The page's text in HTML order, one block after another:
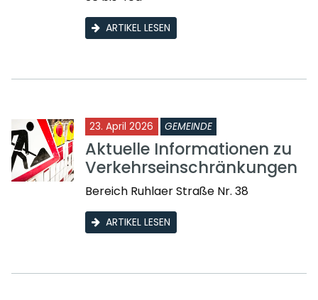
ARTIKEL LESEN
23. April 2026 GEMEINDE
Aktuelle Informationen zu
Verkehrseinschränkungen
Bereich Ruhlaer Straße Nr. 38
ARTIKEL LESEN